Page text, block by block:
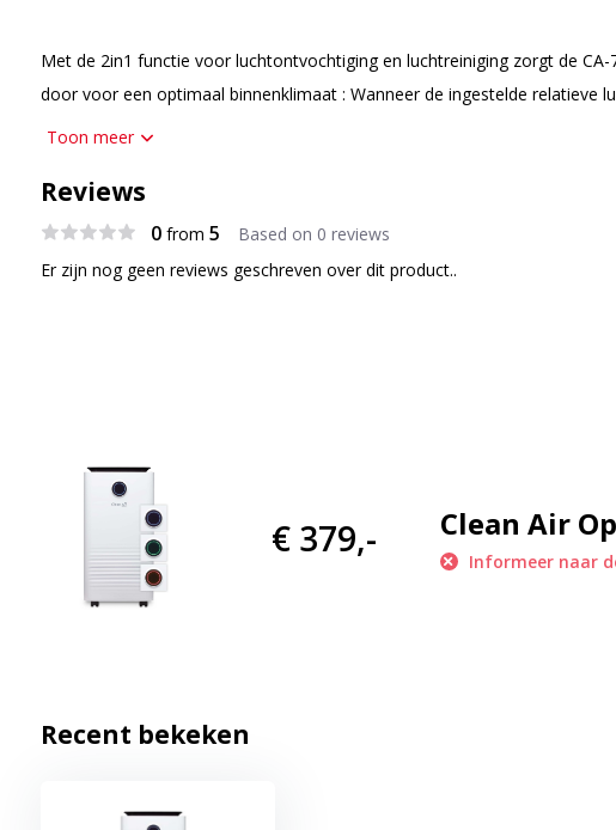
Met de 2in1 functie voor luchtontvochtiging en luchtreiniging zorgt de
door voor een optimaal binnenklimaat : Wanneer de ingestelde relatieve
bereikt, stopt de ontvochtiging. Met de continu luchtreinigingsfunctie
hinderlijke dierharen, pollen, (fijn)stof en geuren.
Binnenlucht ontvochtigen door condensatie techniek
ook de bouwsubstantie en nog belangrijker uw gezondheid beschermd.
De condensatiedroger is het type luchtontvochtiger dat het meest
Deze effectieve luchtontvochtiger is uitgerust met een compressor die de
kan bevatten. Het condensvocht wordt opgevangen in de watertank en
Toon meer
Reviews
0from 5 Based on 0 reviews
Er zijn nog geen reviews geschreven over dit product..
€ 379,- Clean Air
Informeer naar
Recent bekeken